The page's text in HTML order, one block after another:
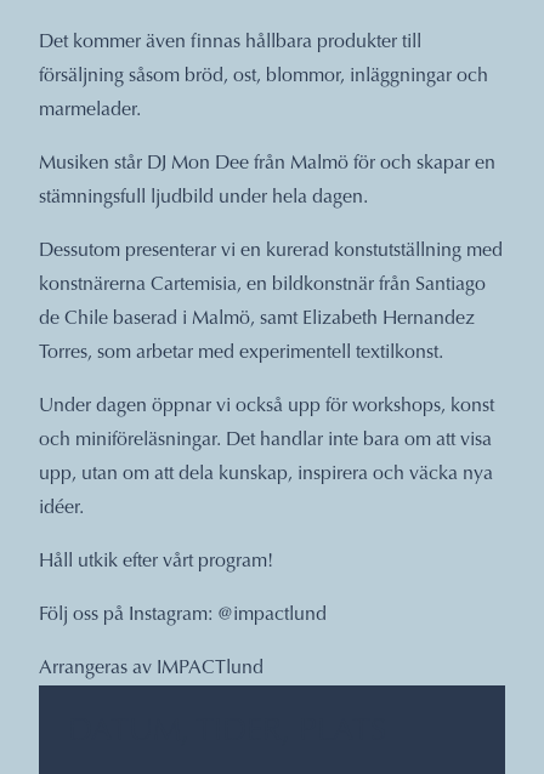
Det kommer även finnas hållbara produkter till
försäljning såsom bröd, ost, blommor, inläggningar och
marmelader.
Musiken står DJ Mon Dee från Malmö för och skapar en
stämningsfull ljudbild under hela dagen.
Dessutom presenterar vi en kurerad konstutställning med
konstnärerna Cartemisia, en bildkonstnär från Santiago
de Chile baserad i Malmö, samt Elizabeth Hernandez
Torres, som arbetar med experimentell textilkonst.
Under dagen öppnar vi också upp för workshops, konst
och miniföreläsningar. Det handlar inte bara om att visa
upp, utan om att dela kunskap, inspirera och väcka nya
idéer.
Håll utkik efter vårt program!
Följ oss på Instagram: @impactlund
Arrangeras av IMPACTlund